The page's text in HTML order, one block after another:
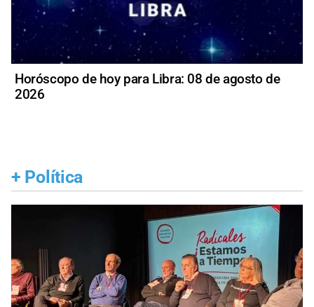
Horóscopo de hoy para Libra: 08 de agosto de
2026
+ Política